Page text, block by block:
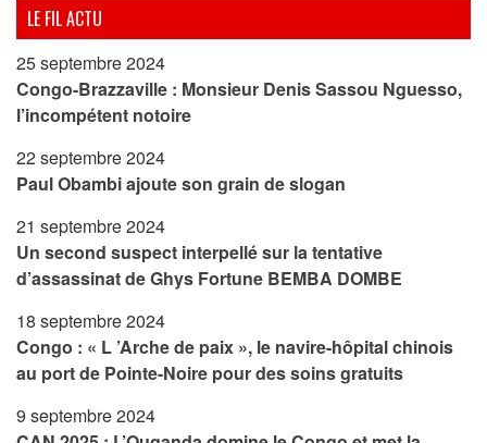
LE FIL ACTU
25 septembre 2024
Congo-Brazzaville : Monsieur Denis Sassou Nguesso,
l’incompétent notoire
22 septembre 2024
Paul Obambi ajoute son grain de slogan
21 septembre 2024
Un second suspect interpellé sur la tentative
d’assassinat de Ghys Fortune BEMBA DOMBE
18 septembre 2024
Congo : « L ’Arche de paix », le navire-hôpital chinois
au port de Pointe-Noire pour des soins gratuits
9 septembre 2024